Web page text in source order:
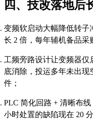
四、技改落地后
变频软启动大幅降低转子
长 2 倍，每年辅机备品采
工频旁路设计让变频器仅
底消除，投运多年未出
件；
PLC 简化回路 + 清晰布
小时处置的缺陷现在 20